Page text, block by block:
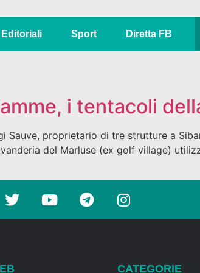
Editoriali Sport Diretta FB
i tentacoli
Sauve, proprietario di tre strutture a
del Marluse (ex golf village)
CATEGORIE